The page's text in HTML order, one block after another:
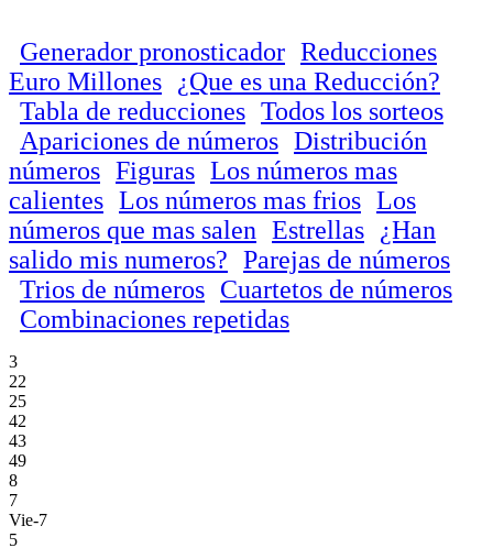
Generador pronosticador Reducciones
Euro Millones
¿Que es una Reducción?
Tabla de reducciones Todos los sorteos
Apariciones de números Distribución
números Figuras Los números mas
calientes Los números mas frios Los
números que mas salen Estrellas
¿Han
salido mis numeros? Parejas de números
Trios de números Cuartetos de números
Combinaciones repetidas
3
22
25
42
43
49
8
7
Vie-7
5